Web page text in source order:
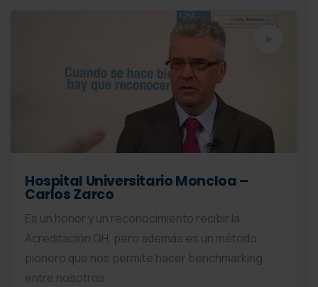
Hospital Universitario Moncloa –
Carlos Zarco
Es un honor y un reconocimiento recibir la
Acreditación QH, pero además es un método
pionero que nos permite hacer benchmarking
entre nosotros.